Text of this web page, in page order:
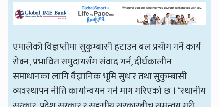
एमालेको विज्ञप्तीमा सुकुम्बासी हटाउन बल प्रयोग गर्ने कार्य
रोक्न, प्रभावित समुदायसँग संवाद गर्न, दीर्घकालीन
समाधानका लागि वैज्ञानिक भूमि सुधार तथा सुकुम्बासी
व्यवस्थापन नीति कार्यान्वयन गर्न माग गरिएको छ । ‘स्थानीय